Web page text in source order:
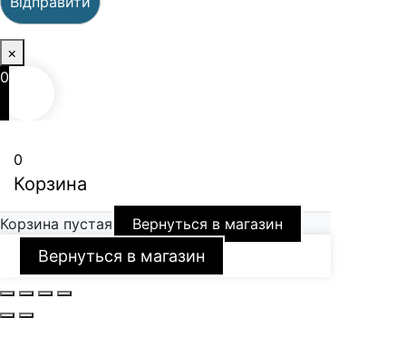
×
0
0
Корзина
Корзина пустая Вернуться в магазин
Вернуться в магазин